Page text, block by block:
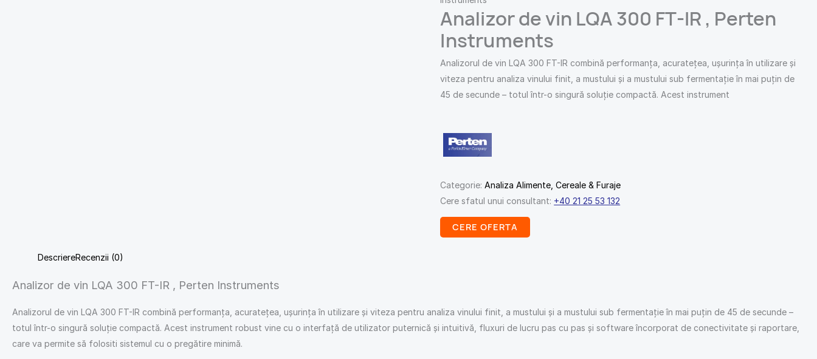
Analizor de vin LQA 300 FT-IR , Perten
Instruments
Analizorul de vin LQA 300 FT-IR combină performanța, acuratețea, ușurința în utilizare și
viteza pentru analiza vinului finit, a mustului și a mustului sub fermentație în mai puțin de
45 de secunde – totul într-o singură soluție compactă. Acest instrument
Categorie:Analiza Alimente, Cereale & Furaje
Cere sfatul unui consultant: +40 21 25 53 132
CERE OFERTA
DescriereRecenzii (0)
Analizor de vin LQA 300 FT-IR , Perten Instruments
Analizorul de vin LQA 300 FT-IR combină performanța, acuratețea, ușurința în utilizare și viteza pentru analiza vinului finit, a mustului și a mustului sub fermentație în mai puțin de 45 de secunde –
totul într-o singură soluție compactă. Acest instrument robust vine cu o interfață de utilizator puternică și intuitivă, fluxuri de lucru pas cu pas și software încorporat de conectivitate și raportare,
care va permite să folositi sistemul cu o pregătire minimă.